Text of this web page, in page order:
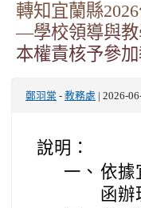
轉知宜蘭縣
—學校領導與教
本權責核予參
鄭羽棠 - 教務處 | 2026-
說明：
一、 依據
函辦